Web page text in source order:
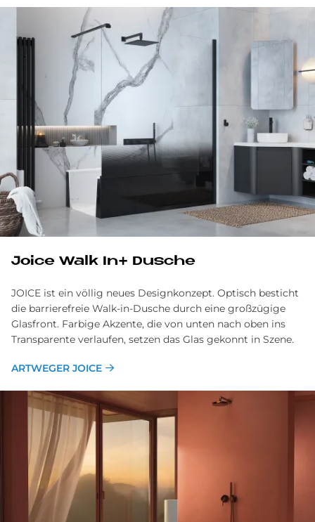
Joice Walk In+ Du­sche
JOICE ist ein völlig neues Designkonzept. Optisch besticht
die barrierefreie Walk-in-Dusche durch eine großzügige
Glasfront. Farbige Akzente, die von unten nach oben ins
Transparente verlaufen, setzen das Glas gekonnt in Szene.
ARTWEGER JOICE